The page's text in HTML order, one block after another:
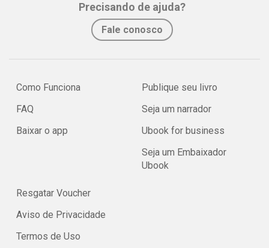
Precisando de ajuda?
Fale conosco
Como Funciona
FAQ
Baixar o app
Publique seu livro
Seja um narrador
Ubook for business
Seja um Embaixador
Ubook
Resgatar Voucher
Aviso de Privacidade
Termos de Uso